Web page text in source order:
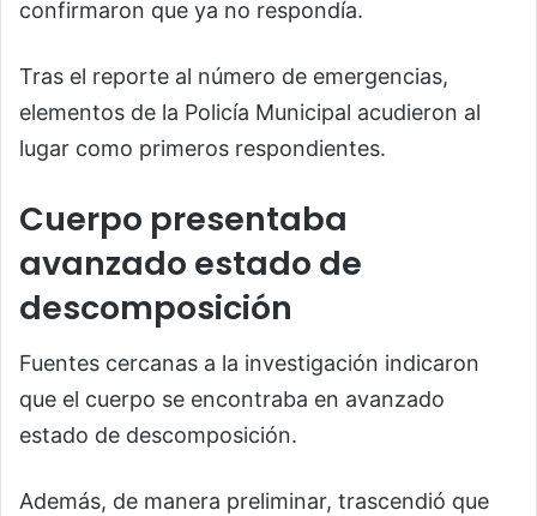
confirmaron que ya no respondía.
Tras el reporte al número de emergencias,
elementos de la Policía Municipal acudieron al
lugar como primeros respondientes.
Cuerpo presentaba
avanzado estado de
descomposición
Fuentes cercanas a la investigación indicaron
que el cuerpo se encontraba en avanzado
estado de descomposición.
Además, de manera preliminar, trascendió que